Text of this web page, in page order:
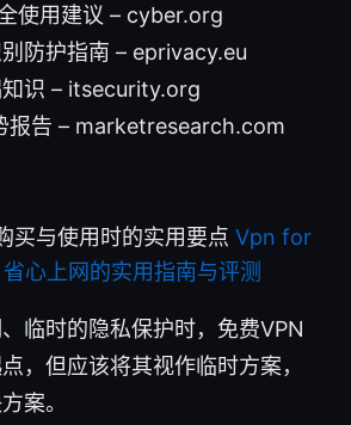
使用建议 – cyber.org
防护指南 – eprivacy.eu
识 – itsecurity.org
报告 – marketresearch.com
与使用时的实用要点 Vpn for
心上网的实用指南与评测
临时的隐私保护时，免费VPN
，但应该将其视作临时方案，
案。